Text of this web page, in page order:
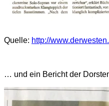
Quelle: http://
… und ein Bericht der